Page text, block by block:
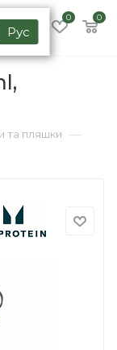
Рус
0 0
та пляшки —